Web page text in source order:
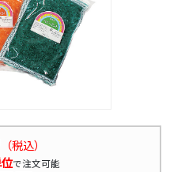
（税込）
で注文可能